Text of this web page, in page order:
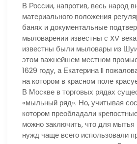
В России, напротив, весь народ
материального положения
банях и документальные
мыловарении известны с XV
известны были мыловары из
этом важнейшем местном
1629 году, а Екатерина II
на котором в красном поле
В Москве в торговых рядах
«мыльный ряд». Но, учитывая
котором преобладали
можно заключить, что для мытья
нужд чаще всего использовали